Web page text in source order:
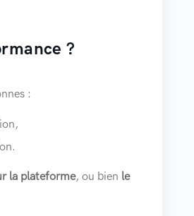
?
:
la plateforme, ou bien le